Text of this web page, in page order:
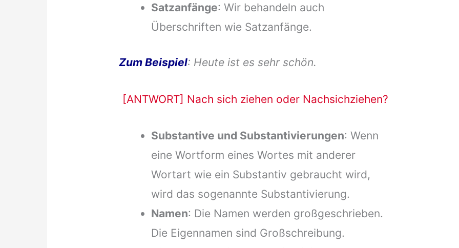
Satzanfänge: Wir behandeln auch
Überschriften wie Satzanfänge.
Zum Beispiel: Heute ist es sehr schön.
[ANTWORT] Nach sich ziehen oder Nachsichziehen?
Substantive und Substantivierungen: Wenn
eine Wortform eines Wortes mit anderer
Wortart wie ein Substantiv gebraucht wird,
wird das sogenannte Substantivierung.
Namen: Die Namen werden großgeschrieben.
Die Eigennamen sind Großschreibung.